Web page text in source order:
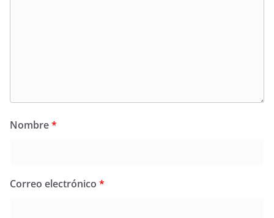
Nombre*
Correo electrónico *